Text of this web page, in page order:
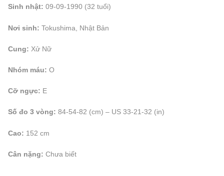
Sinh nhật: 09-09-1990 (32 tuổi)
Nơi sinh: Tokushima, Nhật Bản
Cung: Xử Nữ
Nhóm máu: O
Cỡ ngực: E
Số đo 3 vòng: 84-54-82 (cm) – US 33-21-32 (in)
Cao: 152 cm
Cân nặng: Chưa biết